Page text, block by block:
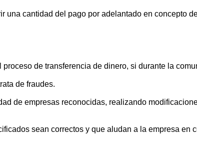
cantidad del pago por adelantado en concepto
de transferencia de dinero, si durante la
de fraudes.
de empresas reconocidas, realizando
sean correctos y que aludan a la empresa en